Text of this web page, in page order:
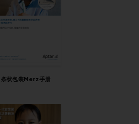
条状包装Merz手册